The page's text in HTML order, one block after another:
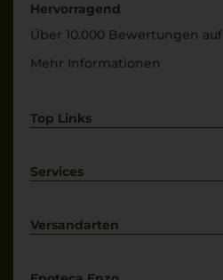
Hervorragend
Über 10.000 Bewertungen auf
Mehr Informationen
Top Links
Weißwein
Services
Kontakt
Versandarten